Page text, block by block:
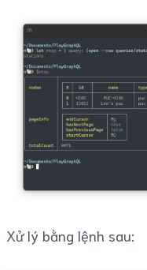
Xử lý bằng lệnh sau: